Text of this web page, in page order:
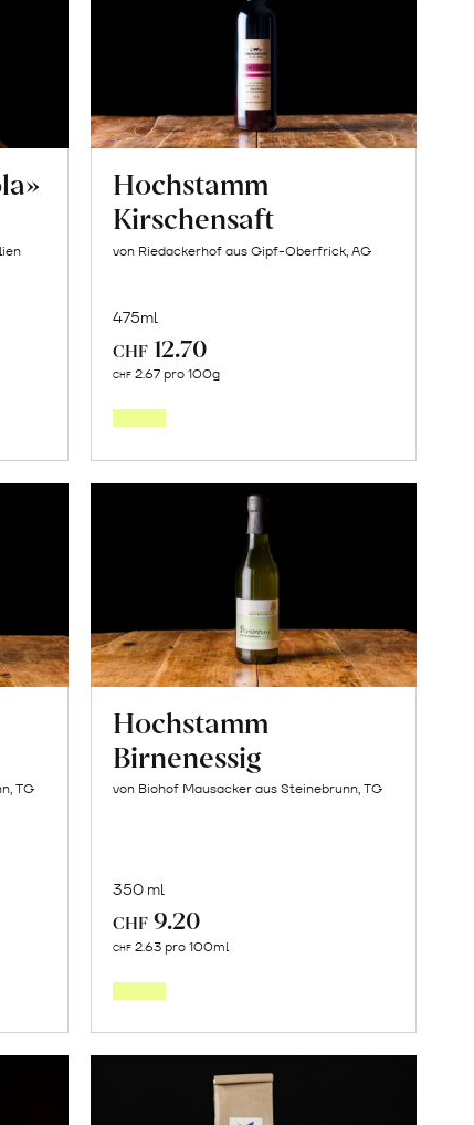
Hochstamm
Kirschensaft
von Riedackerhof aus Gipf-Oberfrick, AG
475ml
CHF 12.70
CHF 2.67 pro 100g
TG
Hochstamm
Birnenessig
von Biohof Mausacker aus Steinebrunn, TG
350 ml
CHF 9.20
CHF 2.63 pro 100ml